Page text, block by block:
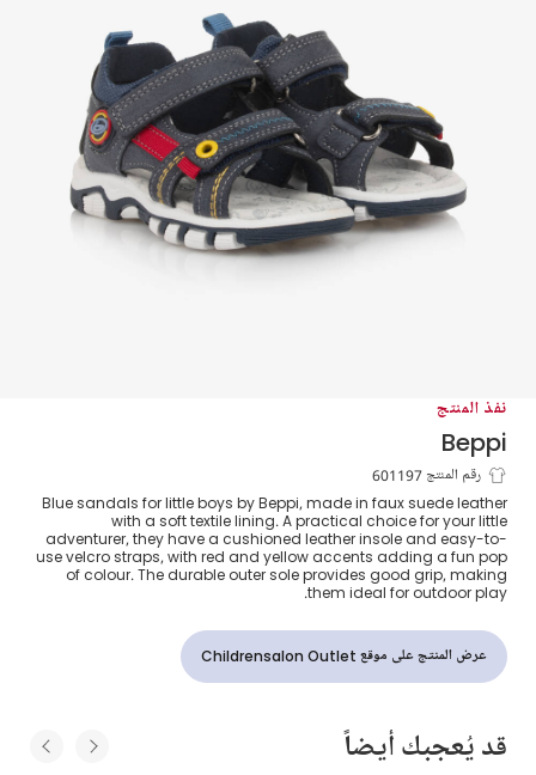
نفذ المنتج
Beppi
صندل جلد صناعي لون أزرق للأولاد
رقم المنتج 601197
Blue sandals for little boys by Beppi, made in faux suede leather
with a soft textile lining. A practical choice for your little
adventurer, they have a cushioned leather insole and easy-to-
use velcro straps, with red and yellow accents adding a fun pop
of colour. The durable outer sole provides good grip, making
them ideal for outdoor play.
عرض المنتج على موقع Childrensalon Outlet
قد يُعجبك أيضاً